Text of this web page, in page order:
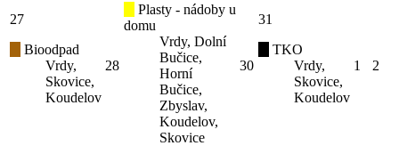
27
Bioodpad
Vrdy,
Skovice,
Koudelov
28
Plasty - nádoby u
domu
Vrdy, Dolní
Bučice,
Horní
Bučice,
Zbyslav,
Koudelov,
Skovice
30
31
TKO
Vrdy,
Skovice,
Koudelov
1 2